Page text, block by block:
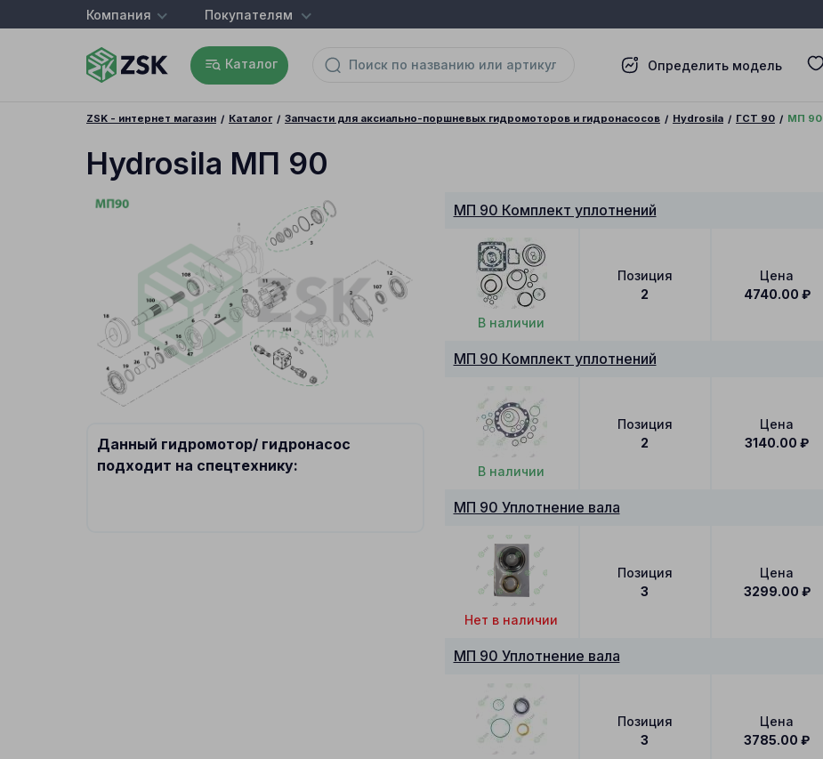
Компания Покупателям
Каталог Определить модель
ZSK - интернет магазин Каталог Запчасти для аксиально-поршневых гидромоторов и гидронасосов Hydrosila ГСТ 90 МП 90
Hydrosila МП 90
Данный гидромотор/ гидронасос
подходит на спецтехнику:
МП 90 Комплект уплотнений
В наличии
Позиция
2
Цена
4740.00 ₽
МП 90 Комплект уплотнений
В наличии
Позиция
2
Цена
3140.00 ₽
МП 90 Уплотнение вала
Нет в наличии
Позиция
3
Цена
3299.00 ₽
МП 90 Уплотнение вала
Позиция
3
Цена
3785.00 ₽